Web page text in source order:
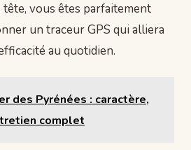
vous êtes parfaitement
un traceur GPS qui alliera
au quotidien.
des Pyrénées : caractère,
complet